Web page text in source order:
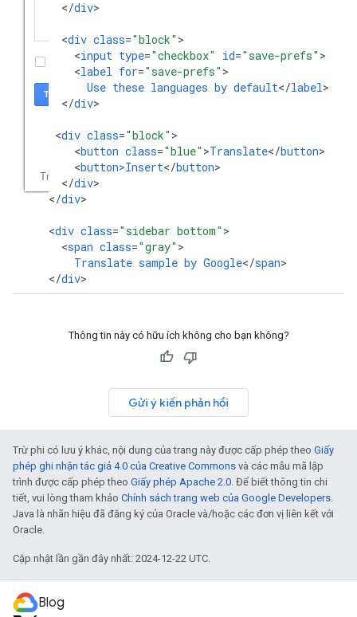
</div>
<div class="block"
<input type="checkbox" id="save-prefs"
<label for="save-prefs"
Use these languages by default</label
</div>
<div class="block"
<button class="blue" >Translate</button
<button>Insert</button
</div>
</div>
<div class="sidebar bottom"
<span class="gray"
Translate sample by Google</span>
</div>
Thông tin này có hữu ích không cho bạn không?
Gửi ý kiến phản hồi
Trừ phi có lưu ý khác, nội dung của trang này được cấp phép theo Giấy
phép ghi nhận tác giả 4.0 của Creative Commons và các mẫu mã lập
trình được cấp phép theo Giấy phép Apache 2.0. Để biết thông tin chi
tiết, vui lòng tham khảo Chính sách trang web của Google Developers.
Java là nhãn hiệu đã đăng ký của Oracle và/hoặc các đơn vị liên kết với
Oracle.
Cập nhật lần gần đây nhất: 2024-12-22 UTC.
Blog